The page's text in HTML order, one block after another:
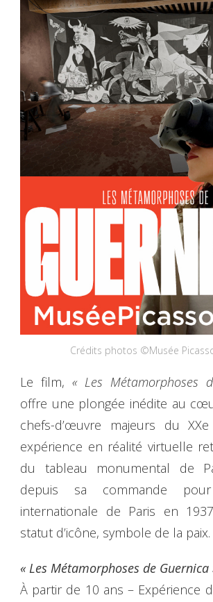
Crédits photos ©Musée
Le film, « Les Métamorphoses
offre une plongée inédite au
chefs-d’œuvre majeurs du
expérience en réalité virtuelle
du tableau monumental de
depuis sa commande pour
internationale de Paris en
statut d’icône, symbole de la paix.
« Les Métamorphoses de Guernica
À partir de 10 ans – Expérience